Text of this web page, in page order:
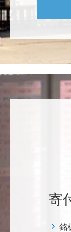
田畑 和樹
対校戦勝利、
い！ <漕艇部>
自身の高齢化
解できるよう
いドアの自動
をはじめとし
です。 <障害
恵良 道信
寄
銘